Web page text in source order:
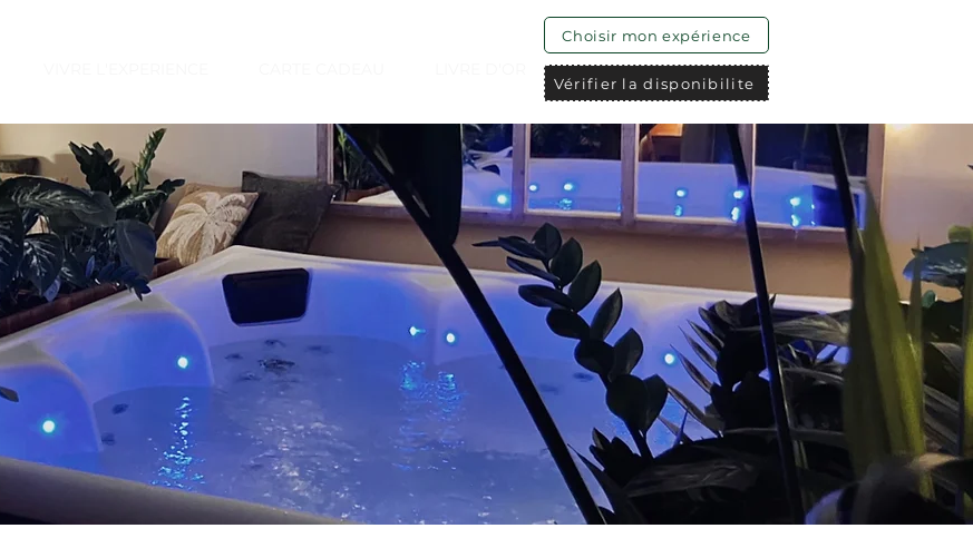
Choisir mon expérience
Vérifier la disponibilite